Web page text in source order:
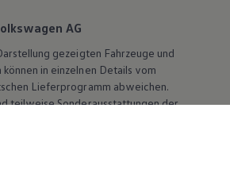
AG
gezeigten Fahrzeuge und
können in einzelnen Details vom
Lieferprogramm abweichen.
teilweise Sonderausstattungen der